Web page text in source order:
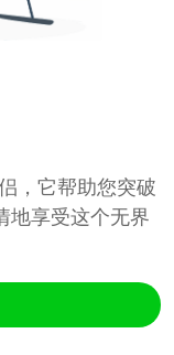
，它帮助您突破
地享受这个无界